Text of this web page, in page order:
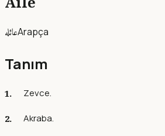
عائلهArapça
Tanım
Zevce.
Akraba.